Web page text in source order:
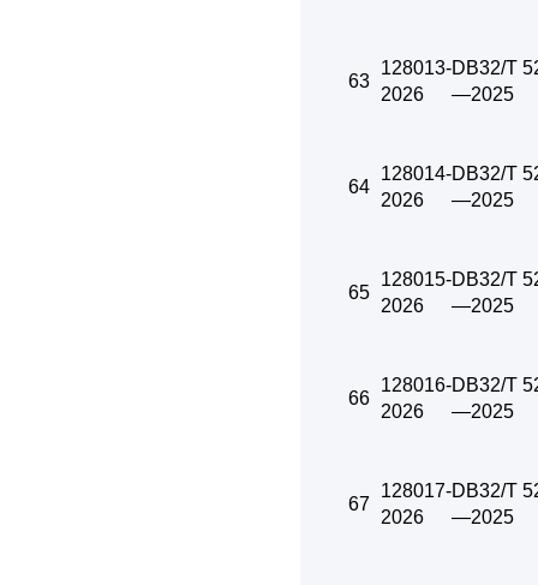
63
128013-
2026
DB32/T
—2025
64
128014-
2026
DB32/T
—2025
65
128015-
2026
DB32/T
—2025
66
128016-
2026
DB32/T
—2025
67
128017-
2026
DB32/T
—2025